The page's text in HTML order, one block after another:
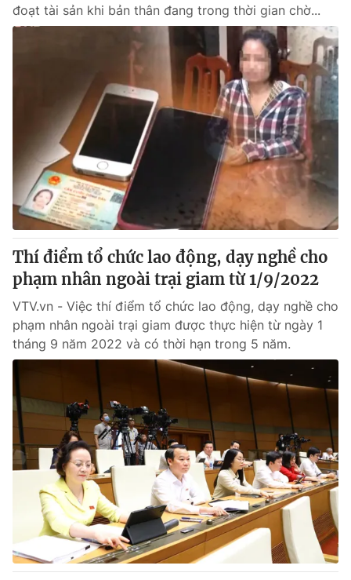
đoạt tài sản khi bản thân đang trong thời gian chờ...
Thí điểm tổ chức lao động, dạy nghề cho
phạm nhân ngoài trại giam từ 1/9/2022
VTV.vn - Việc thí điểm tổ chức lao động, dạy nghề cho
phạm nhân ngoài trại giam được thực hiện từ ngày 1
tháng 9 năm 2022 và có thời hạn trong 5 năm.